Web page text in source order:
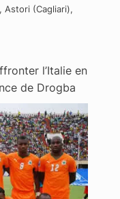
Astori (Cagliari),
l’Italie en
de Drogba